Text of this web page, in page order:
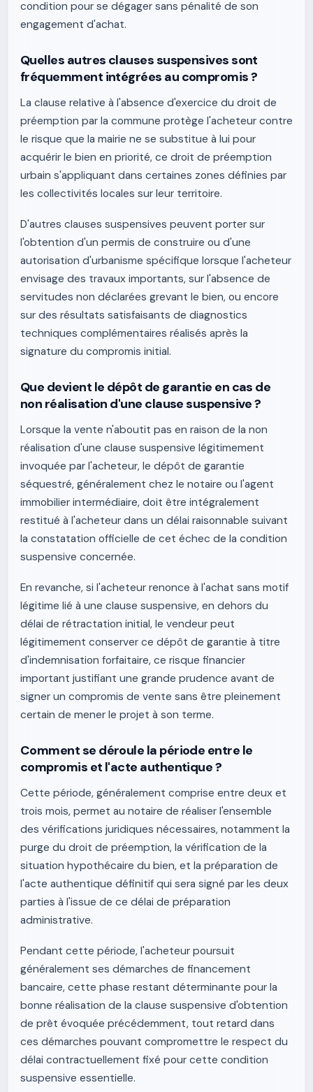
condition pour se dégager sans pénalité de son
engagement d'achat.
Quelles autres clauses suspensives sont
fréquemment intégrées au compromis ?
La clause relative à l'absence d'exercice du droit de
préemption par la commune protège l'acheteur contre
le risque que la mairie ne se substitue à lui pour
acquérir le bien en priorité, ce droit de préemption
urbain s'appliquant dans certaines zones définies par
les collectivités locales sur leur territoire.
D'autres clauses suspensives peuvent porter sur
l'obtention d'un permis de construire ou d'une
autorisation d'urbanisme spécifique lorsque l'acheteur
envisage des travaux importants, sur l'absence de
servitudes non déclarées grevant le bien, ou encore
sur des résultats satisfaisants de diagnostics
techniques complémentaires réalisés après la
signature du compromis initial.
Que devient le dépôt de garantie en cas de
non réalisation d'une clause suspensive ?
Lorsque la vente n'aboutit pas en raison de la non
réalisation d'une clause suspensive légitimement
invoquée par l'acheteur, le dépôt de garantie
séquestré, généralement chez le notaire ou l'agent
immobilier intermédiaire, doit être intégralement
restitué à l'acheteur dans un délai raisonnable suivant
la constatation officielle de cet échec de la condition
suspensive concernée.
En revanche, si l'acheteur renonce à l'achat sans motif
légitime lié à une clause suspensive, en dehors du
délai de rétractation initial, le vendeur peut
légitimement conserver ce dépôt de garantie à titre
d'indemnisation forfaitaire, ce risque financier
important justifiant une grande prudence avant de
signer un compromis de vente sans être pleinement
certain de mener le projet à son terme.
Comment se déroule la période entre le
compromis et l'acte authentique ?
Cette période, généralement comprise entre deux et
trois mois, permet au notaire de réaliser l'ensemble
des vérifications juridiques nécessaires, notamment la
purge du droit de préemption, la vérification de la
situation hypothécaire du bien, et la préparation de
l'acte authentique définitif qui sera signé par les deux
parties à l'issue de ce délai de préparation
administrative.
Pendant cette période, l'acheteur poursuit
généralement ses démarches de financement
bancaire, cette phase restant déterminante pour la
bonne réalisation de la clause suspensive d'obtention
de prêt évoquée précédemment, tout retard dans
ces démarches pouvant compromettre le respect du
délai contractuellement fixé pour cette condition
suspensive essentielle.